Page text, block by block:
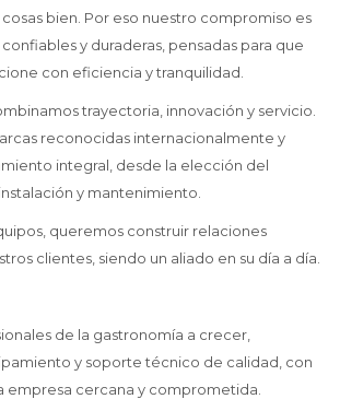
bien. Por eso nuestro compromiso es
y duraderas, pensadas para que
con eficiencia y tranquilidad.
trayectoria, innovación y servicio.
reconocidas internacionalmente y
integral, desde la elección del
y mantenimiento.
queremos construir relaciones
clientes, siendo un aliado en su día a día.
de la gastronomía a crecer,
y soporte técnico de calidad, con
empresa cercana y comprometida.